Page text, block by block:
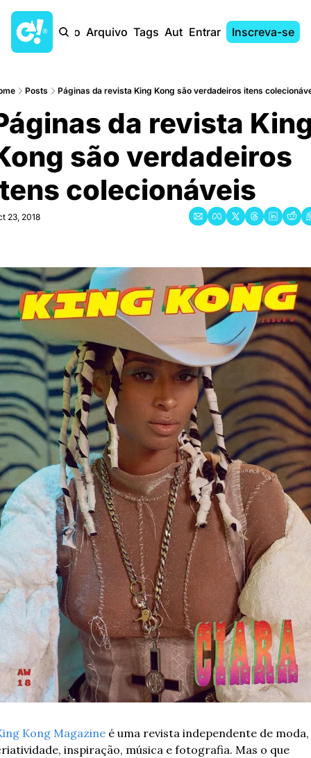
Início Arquivo Tags AutoresEntrar Inscreva-se
Posts Páginas da revista King Kong são verdadeiros itens
da revista
são verdadeiros
colecionáveis
23, 2018
Kong Magazine é uma revista independente de moda,
inspiração, música e fotografia. Mas o que